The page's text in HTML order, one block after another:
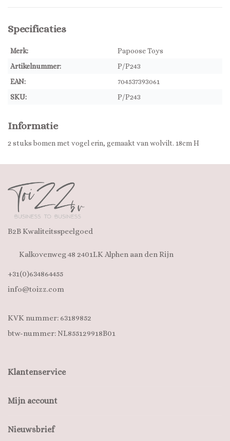
Specificaties
Merk:
Papoose Toys
Artikelnummer:
P/P243
EAN:
704537393061
SKU:
P/P243
Informatie
2 stuks bomen met vogel erin, gemaakt van wolvilt. 18cm H
B2B Kwaliteitsspeelgoed
Kalkovenweg 48 2401LK Alphen aan den Rijn
+31(0)634864455
info@toizz.com
KVK nummer: 63189852
btw-nummer: NL855129918B01
Klantenservice
Mijn account
Nieuwsbrief